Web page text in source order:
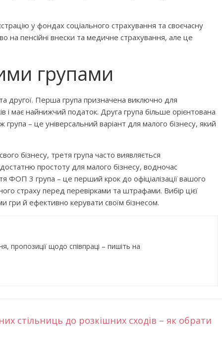
у фондах соціального страхування та своєчасну
на пенсійні внески та медичне страхування, але це
групами
другої. Перша група призначена виключно для
і має найнижчий податок. Друга група більше орієнтована
група – це універсальний варіант для малого бізнесу, який
бізнесу, третя група часто виявляється
простоту для малого бізнесу, водночас
ФОП 3 група – це перший крок до офіціалізації вашого
страху перед перевірками та штрафами. Вибір цієї
гри й ефективно керувати своїм бізнесом.
пропозиції щодо співпраці – пишіть на
стільниць до розкішних сходів – як обрати